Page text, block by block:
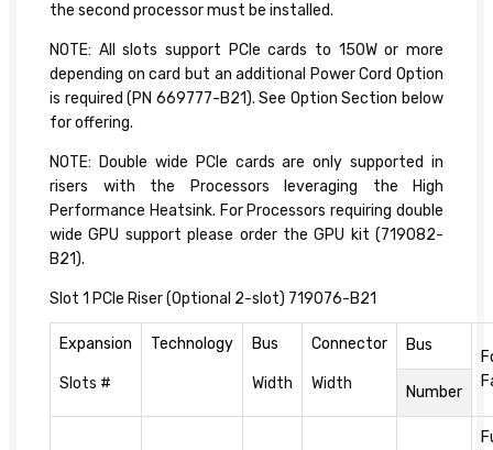
the second processor must be installed.
NOTE: All slots support PCIe cards to 150W or more
depending on card but an additional Power Cord Option
is required (PN 669777-B21). See Option Section below
for offering.
NOTE: Double wide PCIe cards are only supported in
risers with the Processors leveraging the High
Performance Heatsink. For Processors requiring double
wide GPU support please order the GPU kit (719082-
B21).
Slot 1 PCIe Riser (Optional 2-slot) 719076-B21
Expansion
Slots #
Technology Bus
Width
Connector
Width
Bus
Number